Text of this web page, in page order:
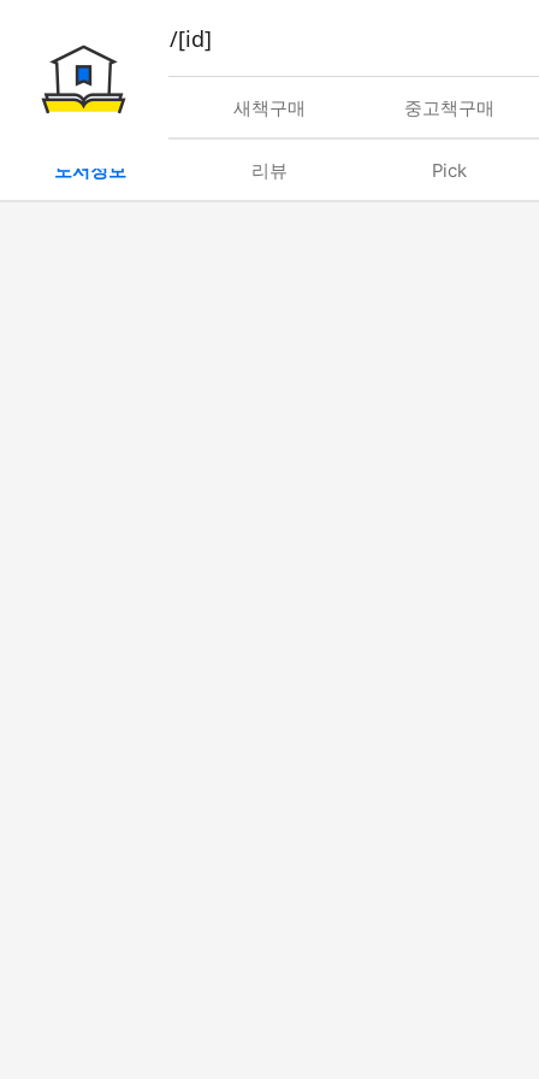
book/rent/[id]
대여 새책구매 중고책구매
도서정보 리뷰 Pick